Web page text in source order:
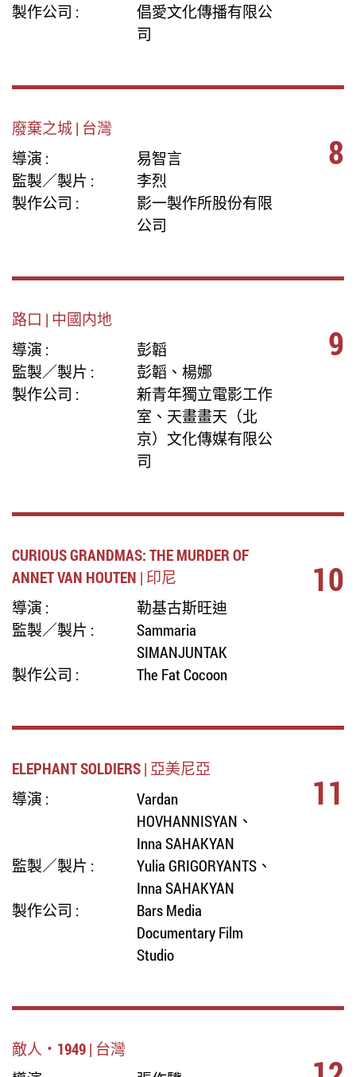
製作公司 :
倡愛文化傳播有限公
司
廢棄之城 | 台灣
導演 :
易智言
監製／製片 :
李烈
製作公司 :
影一製作所股份有限
公司
8
路口 | 中國内地
導演 :
彭韜
監製／製片 :
彭韜、楊娜
製作公司 :
新青年獨立電影工作
室、天畫畫天（北
京）文化傳媒有限公
司
9
CURIOUS GRANDMAS: THE MURDER OF
ANNET VAN HOUTEN | 印尼
導演 :
勒基古斯旺迪
監製／製片 :
Sammaria
SIMANJUNTAK
製作公司 :
The Fat Cocoon
10
ELEPHANT SOLDIERS | 亞美尼亞
導演 :
Vardan
HOVHANNISYAN、
Inna SAHAKYAN
監製／製片 :
Yulia GRIGORYANTS、
Inna SAHAKYAN
製作公司 :
Bars Media
Documentary Film
Studio
11
敵人‧1949 | 台灣